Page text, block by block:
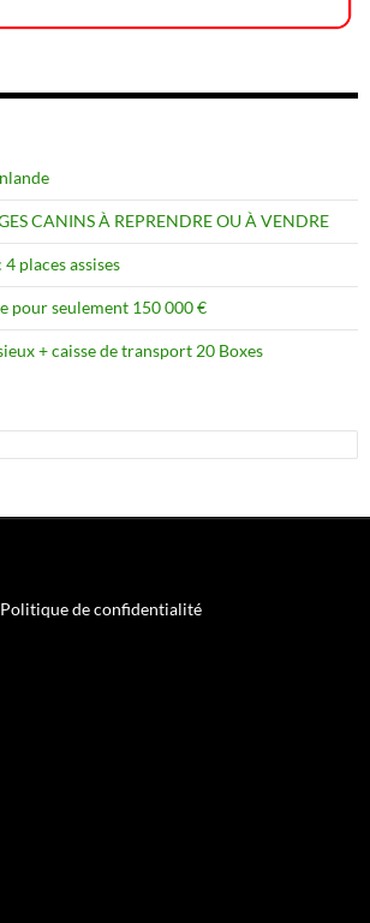
CANINS À REPRENDRE OU À VENDRE
places assises
pour seulement 150 000 €
+ caisse de transport 20 Boxes
Politique de confidentialité